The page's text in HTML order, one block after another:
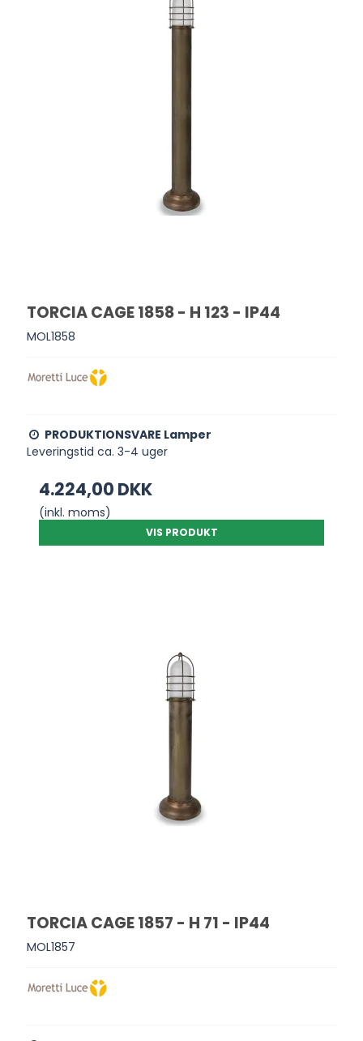
TORCIA CAGE 1858 - H 123 - IP44
MOL1858
PRODUKTIONSVARE Lamper
Leveringstid ca. 3-4 uger
4.224,00 DKK
(inkl. moms)
VIS PRODUKT
TORCIA CAGE 1857 - H 71 - IP44
MOL1857